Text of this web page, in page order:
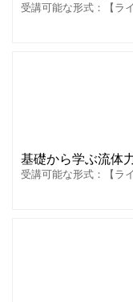
受講可能な形式：【ラ
基礎から学ぶ流体
受講可能な形式：【ラ